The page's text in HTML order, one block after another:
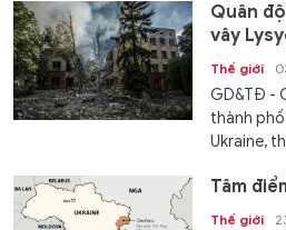
Quân
vây
Ukraine
Thế giới
GD&TĐ -
thành phố
Ukraine,
Tâm
Thế giới